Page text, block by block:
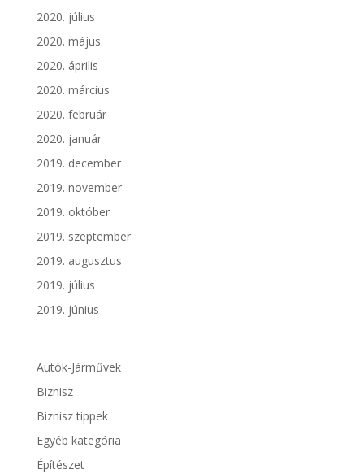
2020. július
2020. május
2020. április
2020. március
2020. február
2020. január
2019. december
2019. november
2019. október
2019. szeptember
2019. augusztus
2019. július
2019. június
Autók-Járművek
Biznisz
Biznisz tippek
Egyéb kategória
Építészet